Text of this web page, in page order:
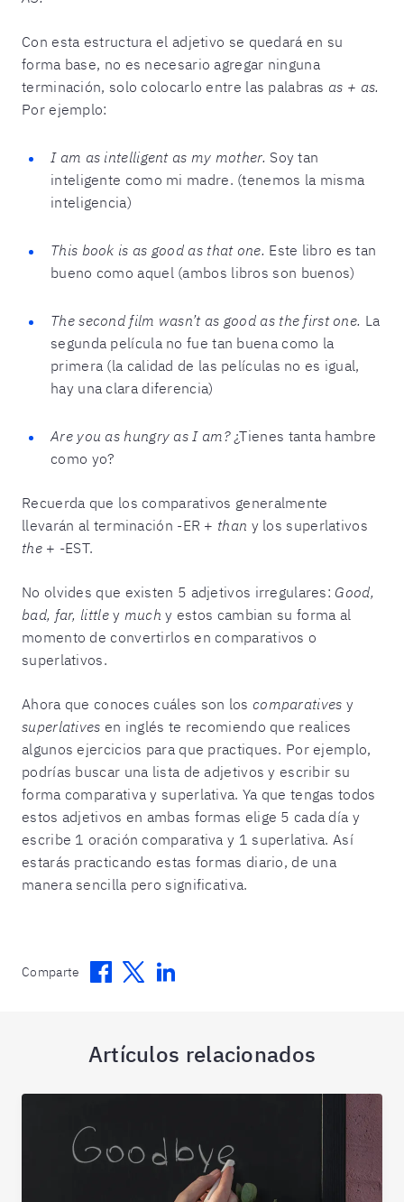
Con esta estructura el adjetivo se quedará en su
forma base, no es necesario agregar ninguna
terminación, solo colocarlo entre las palabras as + as.
Por ejemplo:
I am as intelligent as my mother. Soy tan
inteligente como mi madre. (tenemos la misma
inteligencia)
This book is as good as that one. Este libro es tan
bueno como aquel (ambos libros son buenos)
The second film wasn’t as good as the first one. La
segunda película no fue tan buena como la
primera (la calidad de las películas no es igual,
hay una clara diferencia)
Are you as hungry as I am?¿Tienes tanta hambre
como yo?
Recuerda que los comparativos generalmente
llevarán al terminación -ER + than y los superlativos
the+ -EST.
No olvides que existen 5 adjetivos irregulares: Good,
bad, far, littley muchy estos cambian su forma al
momento de convertirlos en comparativos o
superlativos.
Ahora que conoces cuáles son los comparatives y
superlatives en inglés te recomiendo que realices
algunos ejercicios para que practiques. Por ejemplo,
podrías buscar una lista de adjetivos y escribir su
forma comparativa y superlativa. Ya que tengas todos
estos adjetivos en ambas formas elige 5 cada día y
escribe 1 oración comparativa y 1 superlativa. Así
estarás practicando estas formas diario, de una
manera sencilla pero significativa.
Comparte Facebook
TwitterLinkedin
Artículos relacionados